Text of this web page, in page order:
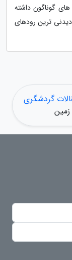
گوناگون داشته
دیدنی ترین رودهای
گردشگری